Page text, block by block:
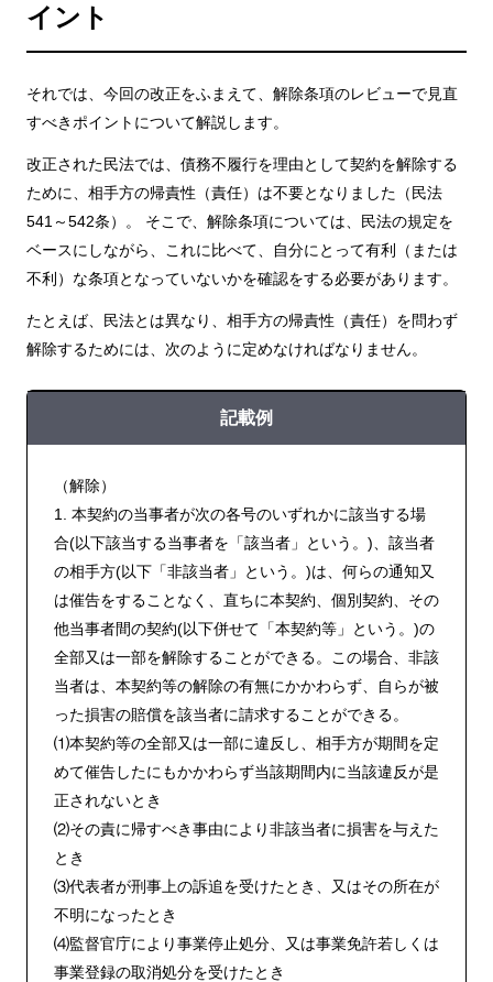
イント
それでは、今回の改正をふまえて、解除条項のレビューで見直
すべきポイントについて解説します。
改正された民法では、債務不履行を理由として契約を解除する
ために、相手方の帰責性（責任）は不要となりました（民法
541～542条）。 そこで、解除条項については、民法の規定を
ベースにしながら、これに比べて、自分にとって有利（または
不利）な条項となっていないかを確認をする必要があります。
たとえば、民法とは異なり、相手方の帰責性（責任）を問わず
解除するためには、次のように定めなければなりません。
記載例
（解除）
1. 本契約の当事者が次の各号のいずれかに該当する場
合(以下該当する当事者を「該当者」という。)、該当者
の相手方(以下「非該当者」という。)は、何らの通知又
は催告をすることなく、直ちに本契約、個別契約、その
他当事者間の契約(以下併せて「本契約等」という。)の
全部又は一部を解除することができる。この場合、非該
当者は、本契約等の解除の有無にかかわらず、自らが被
った損害の賠償を該当者に請求することができる。
⑴本契約等の全部又は一部に違反し、相手方が期間を定
めて催告したにもかかわらず当該期間内に当該違反が是
正されないとき
⑵その責に帰すべき事由により非該当者に損害を与えた
とき
⑶代表者が刑事上の訴追を受けたとき、又はその所在が
不明になったとき
⑷監督官庁により事業停止処分、又は事業免許若しくは
事業登録の取消処分を受けたとき